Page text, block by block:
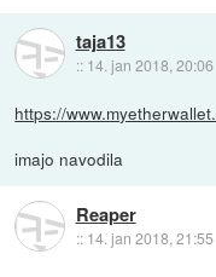
taja13
:: 14. jan 2018, 20:06
https://
imajo navodila
Reaper
:: 14. jan 2018, 21:55